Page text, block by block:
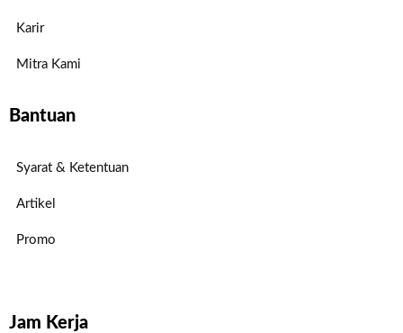
Karir
Mitra Kami
Bantuan
Syarat & Ketentuan
Artikel
Promo
Jam Kerja